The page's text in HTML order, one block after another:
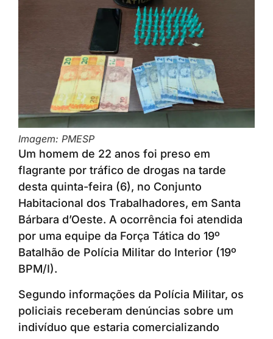
Imagem: PMESP
Um homem de 22 anos foi preso em
flagrante por tráfico de drogas na tarde
desta quinta-feira (6), no Conjunto
Habitacional dos Trabalhadores, em Santa
Bárbara d’Oeste. A ocorrência foi atendida
por uma equipe da Força Tática do 19º
Batalhão de Polícia Militar do Interior (19º
BPM/I).
Segundo informações da Polícia Militar, os
policiais receberam denúncias sobre um
indivíduo que estaria comercializando